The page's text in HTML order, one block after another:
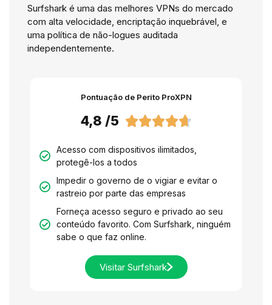
Surfshark é uma das melhores VPNs do mercado
com alta velocidade, encriptação inquebrável, e
uma política de não-logues auditada
independentemente.
Pontuação de Perito ProXPN
4,8 /5 
Acesso com dispositivos ilimitados,
protegê-los a todos
Impedir o governo de o vigiar e evitar o
rastreio por parte das empresas
Forneça acesso seguro e privado ao seu
conteúdo favorito. Com Surfshark, ninguém
sabe o que faz online.
Visitar Surfshark